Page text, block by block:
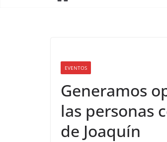
EVENTOS
Generamos
las personas
de Joaquín